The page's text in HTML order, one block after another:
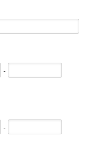
-
-